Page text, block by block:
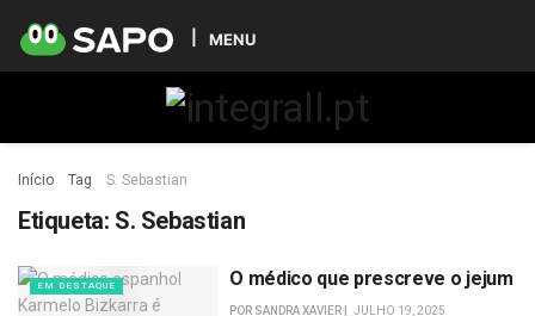
MENU
Início Tag S. Sebastian
Etiqueta: S. Sebastian
EM DESTAQUE O médico que prescreve o jejum
POR SANDRA XAVIER JULHO 19, 2025